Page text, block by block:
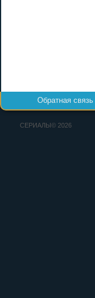
Обратная связь
СЕРИАЛЫ© 2026